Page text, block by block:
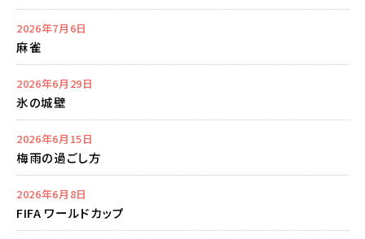
2026年7月6日
麻雀
2026年6月29日
氷の城壁
2026年6月15日
梅雨の過ごし方
2026年6月8日
FIFA ワールドカップ